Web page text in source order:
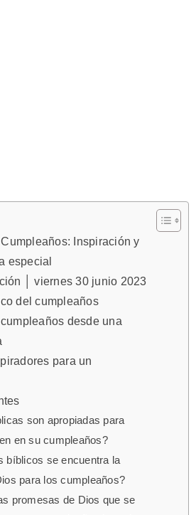
Inspiración y
especial
│ viernes 30 junio 2023
del cumpleaños
desde una
para un
son apropiadas para
en su cumpleaños?
bíblicos se encuentra la
para los cumpleaños?
promesas de Dios que se